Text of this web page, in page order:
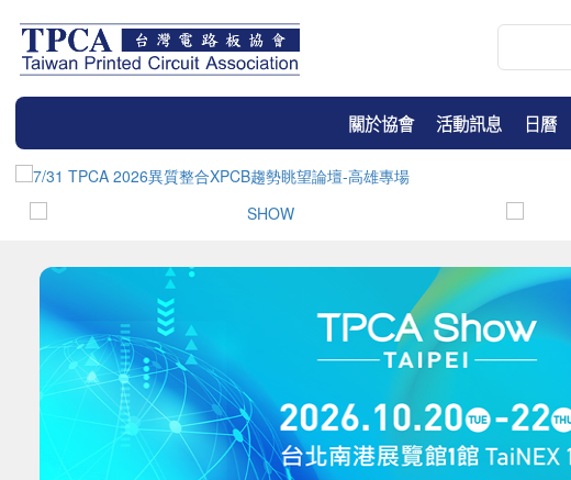
關於協會 活動訊息 日曆